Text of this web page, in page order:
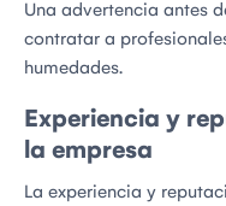
Una advertencia antes
contratar a
humedades.
Experiencia y
la empresa
La experiencia y